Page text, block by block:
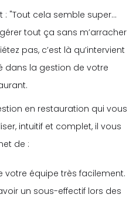
"Tout cela semble super…
tout ça sans m’arracher
pas, c’est là qu’intervient
dans la gestion de votre
en restauration qui vous
intuitif et complet, il vous
de :
votre équipe très facilement.
un sous-effectif lors des